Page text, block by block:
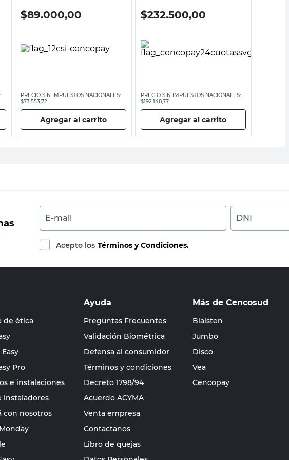
$89.000,00
PRECIO SIN IMPUESTOS NACIONALES:
$73.553,72
Agregar al carrito
$232.500,00
PRECIO SIN IMPUESTOS NACIONALES:
$192.148,77
Agregar al carrito
E-mail DNI
Acepto los Términos y Condiciones.
de ética
Pro
e instalaciones
instaladores
con nosotros
Ayuda
Preguntas Frecuentes
Validación Biométrica
Defensa al consumidor
Términos y condiciones
Decreto 1798/94
Acuerdo ACYMA
Venta empresa
Contactanos
Libro de quejas
Más de Cencosud
Blaisten
Jumbo
Disco
Vea
Cencopay